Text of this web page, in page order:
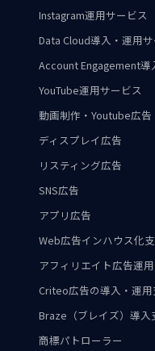
Instagram運用サービス
Data Cloud導入・運用
Account Engagement導
YouTube運用サービス
動画制作・Youtube広告
ディスプレイ広告
リスティング広告
SNS広告
アプリ広告
Web広告インハウス化
アフィリエイト広告運
Criteo広告の導入・運用
Braze（ブレイズ）導入
商標パトローラー